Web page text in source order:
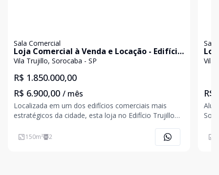
Sala Comercial
Loja Comercial à Venda e Locação - Edifício
Trujillo Office | Sorocaba/SP
Vila Trujillo, Sorocaba - SP
R$ 1.850.000,00
R$ 6.900,00 / mês
Localizada em um dos edifícios comerciais mais
estratégicos da cidade, esta loja no Edifício Trujillo
moderna e fácil acesso. Ideal para clínicas,
150m² 2
Vila
R$
Sorocaba/SP